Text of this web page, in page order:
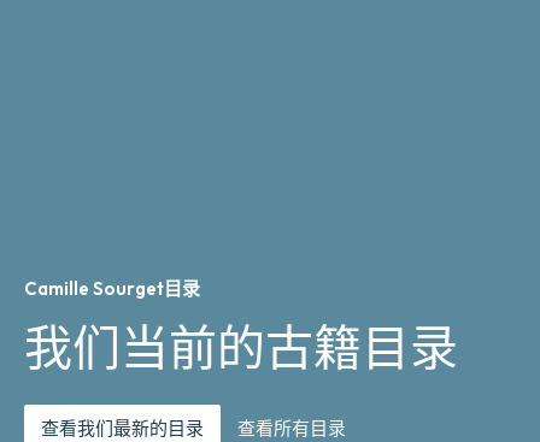
Camille Sourget目录
我们当前的古籍目录
查看我们最新的目录 查看所有目录